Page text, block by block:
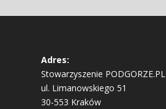
Adres:
Stowarzyszenie PODGORZE.PL
ul. Limanowskiego 51
30-553 Kraków